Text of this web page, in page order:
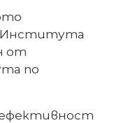
Института
от
по
ефективност